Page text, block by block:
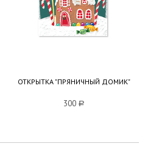
ОТКРЫТКА "ПРЯНИЧНЫЙ ДОМИК"
300 a